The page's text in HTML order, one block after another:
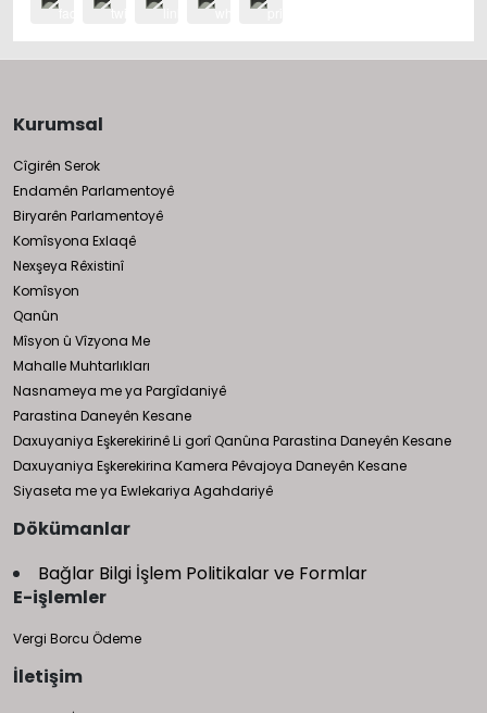
Kurumsal
Cîgirên Serok
Endamên Parlamentoyê
Biryarên Parlamentoyê
Komîsyona Exlaqê
Nexşeya Rêxistinî
Komîsyon
Qanûn
Mîsyon û Vîzyona Me
Mahalle Muhtarlıkları
Nasnameya me ya Pargîdaniyê
Parastina Daneyên Kesane
Daxuyaniya Eşkerekirinê Li gorî Qanûna Parastina Daneyên Kesane
Daxuyaniya Eşkerekirina Kamera Pêvajoya Daneyên Kesane
Siyaseta me ya Ewlekariya Agahdariyê
Dökümanlar
Bağlar Bilgi İşlem Politikalar ve Formlar
E-işlemler
Vergi Borcu Ödeme
İletişim